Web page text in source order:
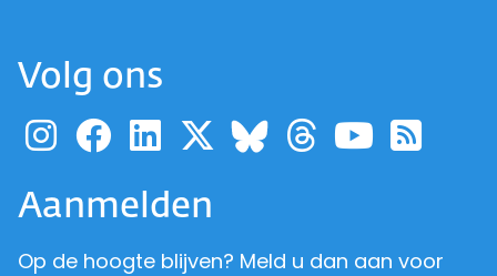
Volg ons
Ga naar de pagina van
Ga naar de pagina
Ga naar de
Ga naar de
Ga naar de
Ga naar
Ga
Aanmelden
Op de hoogte blijven? Meld u dan aan voor